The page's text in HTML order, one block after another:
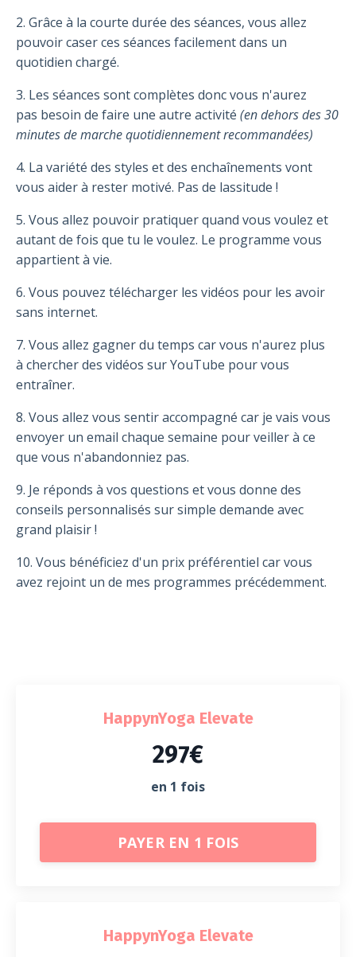
2. Grâce à la courte durée des séances, vous allez
pouvoir caser ces séances facilement dans un
quotidien chargé.
3. Les séances sont complètes donc vous n'aurez
pas besoin de faire une autre activité (en dehors des 30
minutes de marche quotidiennement recommandées)
4. La variété des styles et des enchaînements vont
vous aider à rester motivé. Pas de lassitude !
5. Vous allez pouvoir pratiquer quand vous voulez et
autant de fois que tu le voulez. Le programme vous
appartient à vie.
6. Vous pouvez télécharger les vidéos pour les avoir
sans internet.
7. Vous allez gagner du temps car vous n'aurez plus
à chercher des vidéos sur YouTube pour vous
entraîner.
8. Vous allez vous sentir accompagné car je vais vous
envoyer un email chaque semaine pour veiller à ce
que vous n'abandonniez pas.
9. Je réponds à vos questions et vous donne des
conseils personnalisés sur simple demande avec
grand plaisir !
10. Vous bénéficiez d'un prix préférentiel car vous
avez rejoint un de mes programmes précédemment.
HappynYoga Elevate
297€
en 1 fois
PAYER EN 1 FOIS
HappynYoga Elevate